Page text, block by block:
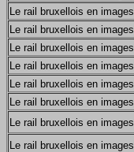
Le rail bruxellois en images
Le rail bruxellois en images
Le rail bruxellois en images
Le rail bruxellois en images
Le rail bruxellois en images
Le rail bruxellois en images
Le rail bruxellois en images
Le rail bruxellois en images